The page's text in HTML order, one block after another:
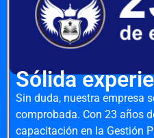
Sólida
Sin duda, nuestra empresa
comprobada. Con 23 años
capacitación en la Gestión